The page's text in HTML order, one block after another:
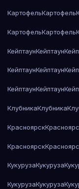
КартофельКартофель
КартофельКартофель
КейптаунКейптаун
КейптаунКейптаун
КейптаунКейптаун
КлубникаКлубника
Красноярск
Красноярск
КукурузаКукуруза
КукурузаКукуруза